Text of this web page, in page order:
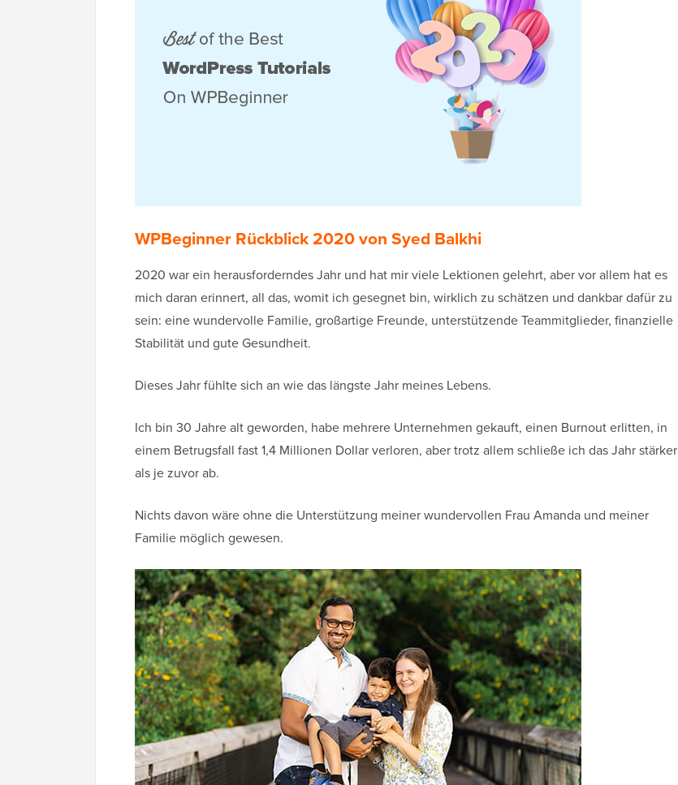
WPBeginner Rückblick 2020 von Syed Balkhi
2020 war ein herausforderndes Jahr und hat mir viele Lektionen gelehrt, aber vor allem hat es
mich daran erinnert, all das, womit ich gesegnet bin, wirklich zu schätzen und dankbar dafür zu
sein: eine wundervolle Familie, großartige Freunde, unterstützende Teammitglieder, finanzielle
Stabilität und gute Gesundheit.
Dieses Jahr fühlte sich an wie das längste Jahr meines Lebens.
Ich bin 30 Jahre alt geworden, habe mehrere Unternehmen gekauft, einen Burnout erlitten, in
einem Betrugsfall fast 1,4 Millionen Dollar verloren, aber trotz allem schließe ich das Jahr stärker
als je zuvor ab.
Nichts davon wäre ohne die Unterstützung meiner wundervollen Frau Amanda und meiner
Familie möglich gewesen.